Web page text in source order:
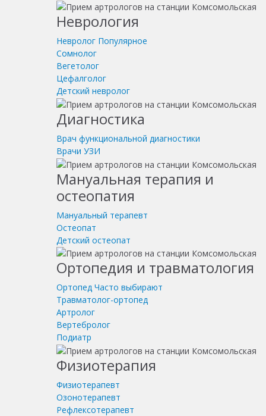
Неврология
Невролог Популярное
Сомнолог
Вегетолог
Цефалголог
Детский невролог
Диагностика
Врач функциональной диагностики
Врачи УЗИ
Мануальная терапия и
остеопатия
Мануальный терапевт
Остеопат
Детский остеопат
Ортопедия и травматология
Ортопед Часто выбирают
Травматолог-ортопед
Артролог
Вертебролог
Подиатр
Физиотерапия
Физиотерапевт
Озонотерапевт
Рефлексотерапевт